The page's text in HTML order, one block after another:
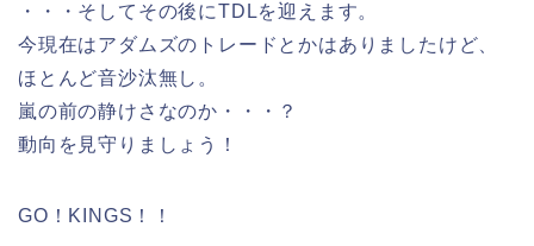
・・・そしてその後にTDLを迎えます。
今現在はアダムズのトレードとかはありましたけど、
ほとんど音沙汰無し。
嵐の前の静けさなのか・・・？
動向を見守りましょう！
GO！KINGS！！